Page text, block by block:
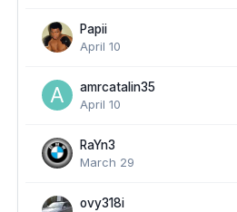
Papii
April 10
amrcatalin35
April 10
RaYn3
March 29
ovy318i